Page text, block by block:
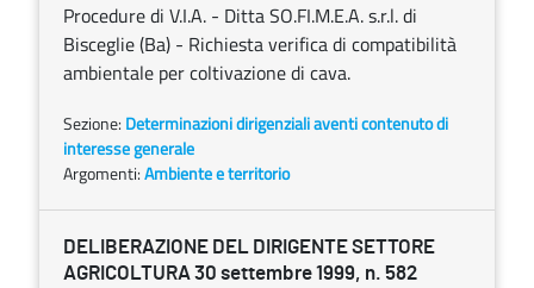
Procedure di V.I.A. - Ditta SO.FI.M.E.A. s.r.l. di
Bisceglie (Ba) - Richiesta verifica di compatibilità
ambientale per coltivazione di cava.
Sezione: Determinazioni dirigenziali aventi contenuto di
interesse generale
Argomenti:Ambiente e territorio
DELIBERAZIONE DEL DIRIGENTE SETTORE
AGRICOLTURA 30 settembre 1999, n. 582